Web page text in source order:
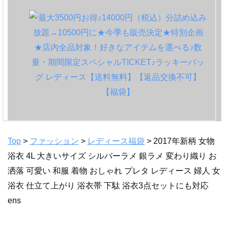
Top > ファッション > レディース福袋 > 2017年新柄 女物
浴衣 4L 大きいサイズ シルバーラメ 銀ラメ 変わり織り お
洒落 可愛い 和服 着物 おしゃれ プレタ レディース 婦人 女
浴衣 仕立て上がり 浴衣帯 下駄 浴衣3点セットにも対応
ens